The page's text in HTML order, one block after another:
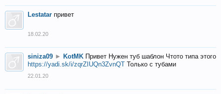
Lestatar привет
18.02.20
siniza09 ► KotMK Привет Нужен туб шаблон Чтото типа этого
https://yadi.sk/i/zqrZIUQn3ZvnQT Только с тубами
22.01.20